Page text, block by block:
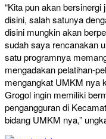
“Kita pun akan
disini, salah satunya
disini mungkin akan
sudah saya rencanakan
satu programnya
mengadakan pelatihan-
mengangkat UMKM nya
Grogol ingin memiliki
pengangguran di
bidang UMKM nya,”